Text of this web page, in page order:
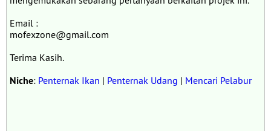
Email :
mofexzone@gmail.com
Terima Kasih.
Niche: Penternak Ikan | Penternak Udang | Mencari Pelabur